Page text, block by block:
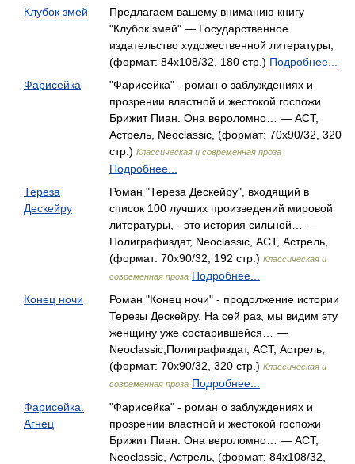
Клубок змей
Предлагаем вашему вниманию книгу
"Клубок змей" — Государственное
издательство художественной литературы,
(формат: 84x108/32, 180 стр.) Подробнее...
Фарисейка
"Фарисейка" - роман о заблуждениях и
прозрении властной и жестокой госпожи
Брижит Пиан. Она вероломно… — АСТ,
Астрель, Neoclassic, (формат: 70x90/32, 320
стр.) Классическая и современная проза
Подробнее...
Тереза
Дескейру
Роман "Тереза Дескейру", входящий в
список 100 лучших произведений мировой
литературы, - это история сильной… —
Полиграфиздат, Neoclassic, АСТ, Астрель,
(формат: 70x90/32, 192 стр.) Классическая и
современная проза Подробнее...
Конец ночи
Роман "Конец ночи" - продолжение истории
Терезы Дескейру. На сей раз, мы видим эту
женщину уже состарившейся… —
Neoclassic,Полиграфиздат, АСТ, Астрель,
(формат: 70x90/32, 320 стр.) Классическая и
современная проза Подробнее...
Фарисейка.
Агнец
"Фарисейка" - роман о заблуждениях и
прозрении властной и жестокой госпожи
Брижит Пиан. Она вероломно… — АСТ,
Neoclassic, Астрель, (формат: 84x108/32,